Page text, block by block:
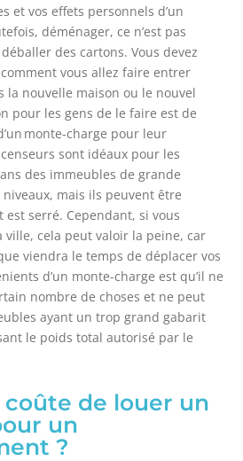
et vos effets personnels d’un
déménager, ce n’est pas
des cartons. Vous devez
vous allez faire entrer
la nouvelle maison ou le nouvel
pour les gens de le faire est de
monte-charge pour leur
sont idéaux pour les
des immeubles de grande
mais ils peuvent être
serré. Cependant, si vous
ville, cela peut valoir la peine, car
viendra le temps de déplacer vos
d’un monte-charge est qu’il ne
nombre de choses et ne peut
ayant un trop grand gabarit
le poids total autorisé par le
coûte de louer un
un
?